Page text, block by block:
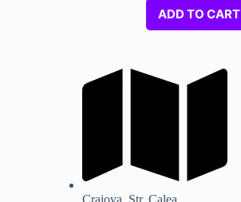
ADD TO CART